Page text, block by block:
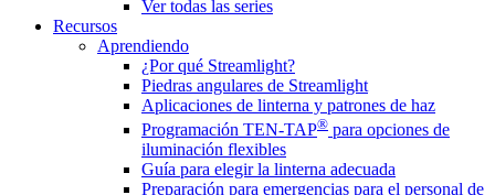
Ver todas las series
Recursos
Aprendiendo
¿Por qué Streamlight?
Piedras angulares de Streamlight
Aplicaciones de linterna y patrones de haz
Programación TEN-TAP® para opciones de
iluminación flexibles
Guía para elegir la linterna adecuada
Preparación para emergencias para el personal de